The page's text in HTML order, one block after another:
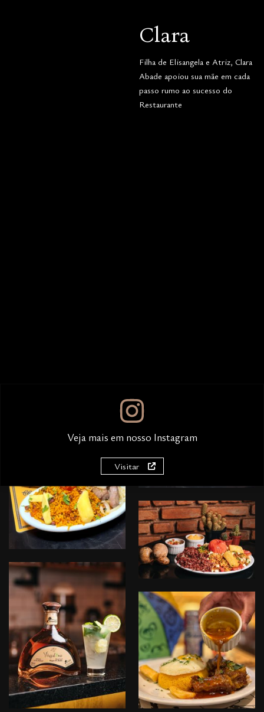
Clara
Filha de Elisangela e Atriz, Clara
Abade apoiou sua mãe em cada
passo rumo ao sucesso do
Restaurante
Veja mais em nosso Instagram
Visitar